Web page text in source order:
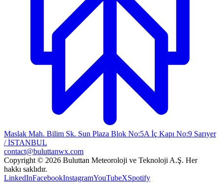
Maslak Mah. Bilim Sk. Sun Plaza Blok No:5A İç Kapı No:9 Sarıyer
/ İSTANBUL
contact@buluttanwx.com
Copyright © 2026 Buluttan Meteoroloji ve Teknoloji A.Ş. Her
hakkı saklıdır.
LinkedInFacebookInstagramYouTubeXSpotify